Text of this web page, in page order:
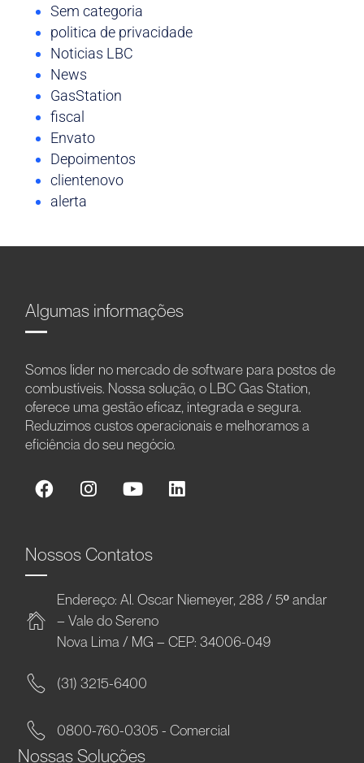
Sem categoria
politica de privacidade
Noticias LBC
News
GasStation
fiscal
Envato
Depoimentos
clientenovo
alerta
Algumas informações
Somos líder no mercado de software para postos de
combustíveis. Nossa solução, o LBC Gas Station,
oferece uma gestão eficaz, integrada e segura.
Reduzimos custos operacionais e melhoramos a
eficiência do seu negócio.
Nossos Contatos
Endereço: Al. Oscar Niemeyer, 288 / 5º andar
– Vale do Sereno
Nova Lima / MG – CEP: 34006-049
(31) 3215-6400
0800-760-0305 - Comercial
Nossas Soluções